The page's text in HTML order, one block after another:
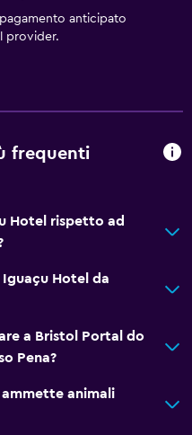
anticipato
provider.
frequenti
Hotel rispetto ad
Hotel da
a Bristol Portal do
Pena?
animali